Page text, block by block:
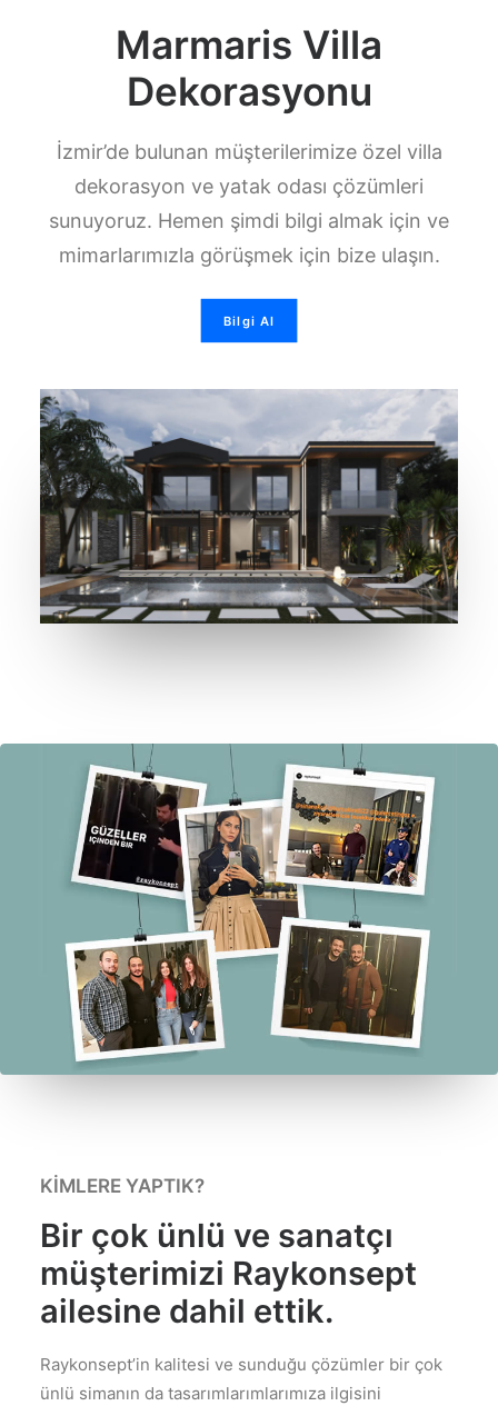
Marmaris Villa
Dekorasyonu
İzmir’de bulunan müşterilerimize özel villa
dekorasyon ve yatak odası çözümleri
sunuyoruz. Hemen şimdi bilgi almak için ve
mimarlarımızla görüşmek için bize ulaşın.
Bilgi Al
KIMLERE YAPTIK?
Bir çok ünlü ve sanatçı
müşterimizi Raykonsept
ailesine dahil ettik.
Raykonsept’in kalitesi ve sunduğu çözümler bir çok
ünlü simanın da tasarımlarımlarımıza ilgisini